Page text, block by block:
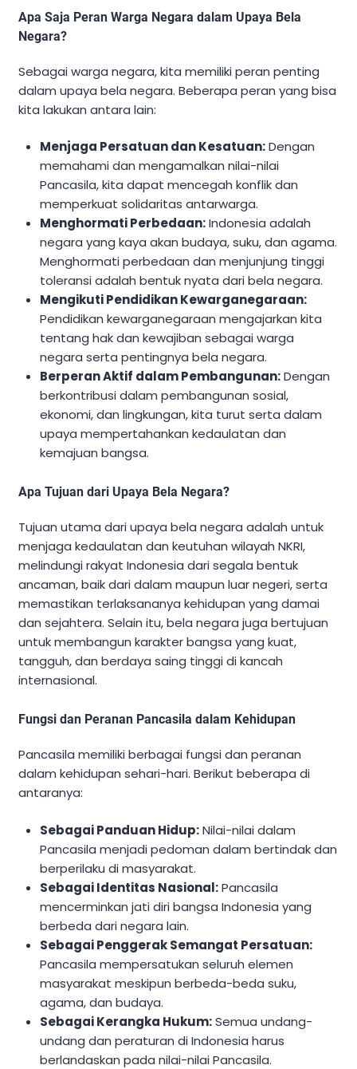
Apa Saja Peran Warga Negara dalam Upaya Bela
Negara?
Sebagai warga negara, kita memiliki peran penting
dalam upaya bela negara. Beberapa peran yang bisa
kita lakukan antara lain:
Menjaga Persatuan dan Kesatuan:Dengan
memahami dan mengamalkan nilai-nilai
Pancasila, kita dapat mencegah konflik dan
memperkuat solidaritas antarwarga.
Menghormati Perbedaan:Indonesia adalah
negara yang kaya akan budaya, suku, dan agama.
Menghormati perbedaan dan menjunjung tinggi
toleransi adalah bentuk nyata dari bela negara.
Mengikuti Pendidikan Kewarganegaraan:
Pendidikan kewarganegaraan mengajarkan kita
tentang hak dan kewajiban sebagai warga
negara serta pentingnya bela negara.
Berperan Aktif dalam Pembangunan:Dengan
berkontribusi dalam pembangunan sosial,
ekonomi, dan lingkungan, kita turut serta dalam
upaya mempertahankan kedaulatan dan
kemajuan bangsa.
Apa Tujuan dari Upaya Bela Negara?
Tujuan utama dari upaya bela negara adalah untuk
menjaga kedaulatan dan keutuhan wilayah NKRI,
melindungi rakyat Indonesia dari segala bentuk
ancaman, baik dari dalam maupun luar negeri, serta
memastikan terlaksananya kehidupan yang damai
dan sejahtera. Selain itu, bela negara juga bertujuan
untuk membangun karakter bangsa yang kuat,
tangguh, dan berdaya saing tinggi di kancah
internasional.
Fungsi dan Peranan Pancasila dalam Kehidupan
Pancasila memiliki berbagai fungsi dan peranan
dalam kehidupan sehari-hari. Berikut beberapa di
antaranya:
Sebagai Panduan Hidup:Nilai-nilai dalam
Pancasila menjadi pedoman dalam bertindak dan
berperilaku di masyarakat.
Sebagai Identitas Nasional:Pancasila
mencerminkan jati diri bangsa Indonesia yang
berbeda dari negara lain.
Sebagai Penggerak Semangat Persatuan:
Pancasila mempersatukan seluruh elemen
masyarakat meskipun berbeda-beda suku,
agama, dan budaya.
Sebagai Kerangka Hukum:Semua undang-
undang dan peraturan di Indonesia harus
berlandaskan pada nilai-nilai Pancasila.